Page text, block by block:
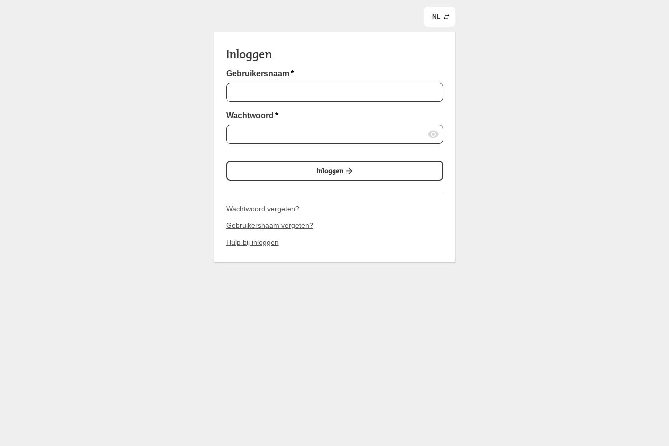
NL
Inloggen
Gebruikersnaam *
Wachtwoord *
Inloggen
Wachtwoord vergeten?
Gebruikersnaam vergeten?
Hulp bij inloggen